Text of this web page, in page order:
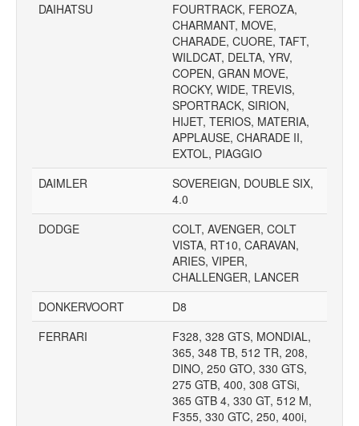
DAIHATSU
FOURTRACK, FEROZA,
CHARMANT, MOVE,
CHARADE, CUORE, TAFT,
WILDCAT, DELTA, YRV,
COPEN, GRAN MOVE,
ROCKY, WIDE, TREVIS,
SPORTRACK, SIRION,
HIJET, TERIOS, MATERIA,
APPLAUSE, CHARADE II,
EXTOL, PIAGGIO
DAIMLER
SOVEREIGN, DOUBLE SIX,
4.0
DODGE
COLT, AVENGER, COLT
VISTA, RT10, CARAVAN,
ARIES, VIPER,
CHALLENGER, LANCER
DONKERVOORT
D8
FERRARI
F328, 328 GTS, MONDIAL,
365, 348 TB, 512 TR, 208,
DINO, 250 GTO, 330 GTS,
275 GTB, 400, 308 GTSi,
365 GTB 4, 330 GT, 512 M,
F355, 330 GTC, 250, 400i,